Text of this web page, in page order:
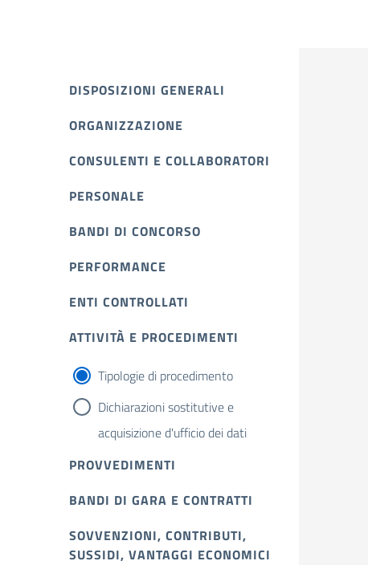
DISPOSIZIONI GENERALI
ORGANIZZAZIONE
CONSULENTI E COLLABORATORI
PERSONALE
BANDI DI CONCORSO
PERFORMANCE
ENTI CONTROLLATI
ATTIVITÀ E PROCEDIMENTI
Tipologie di procedimento
Dichiarazioni sostitutive e
acquisizione d'ufficio dei dati
PROVVEDIMENTI
BANDI DI GARA E CONTRATTI
SOVVENZIONI, CONTRIBUTI,
SUSSIDI, VANTAGGI ECONOMICI